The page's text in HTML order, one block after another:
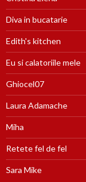
Diva in bucatarie
Edith's kitchen
Eu si calatoriile mele
Ghiocel07
Laura Adamache
Miha
Retete fel de fel
Sara Mike